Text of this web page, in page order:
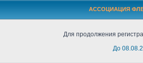
АССОЦИАЦИЯ
Для продолжения
До